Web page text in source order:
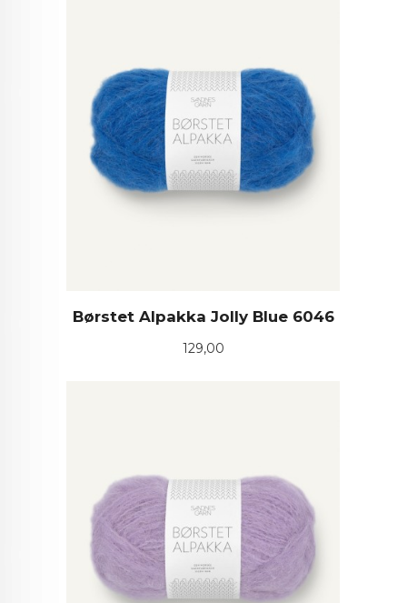
Børstet Alpakka Jolly Blue 6046
Pris
129,00